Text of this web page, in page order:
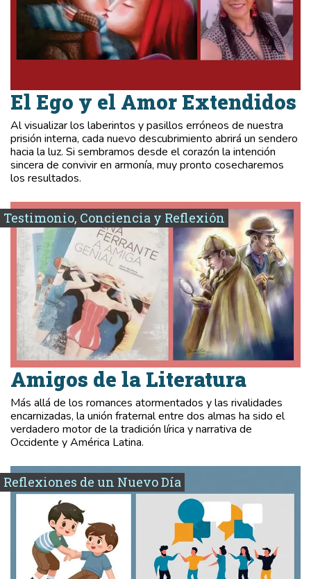
El Ego y el Amor Extendidos
Al visualizar los laberintos y pasillos erróneos de nuestra
prisión interna, cada nuevo descubrimiento abrirá un sendero
hacia la luz. Si sembramos desde el corazón la intención
sincera de convivir en armonía, muy pronto cosecharemos
los resultados.
Testimonio, Conciencia y Reflexión
Amigos de la Literatura
Más allá de los romances atormentados y las rivalidades
encarnizadas, la unión fraternal entre dos almas ha sido el
verdadero motor de la tradición lírica y narrativa de
Occidente y América Latina.
Reflexiones de un Nuevo Día